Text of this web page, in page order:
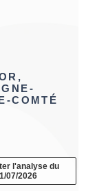
COMTÉ
l'analyse du
07/2026